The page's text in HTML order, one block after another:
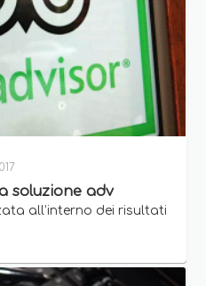
soluzione adv
all’interno dei risultati